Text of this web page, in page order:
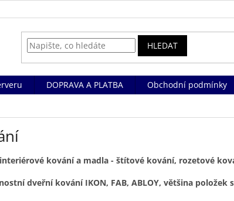
HLEDAT
DOPRAVA A PLATBA Obchodní podmínky
kování a madla - štítové kování, rozetové
dveřní kování IKON, FAB, ABLOY, většina